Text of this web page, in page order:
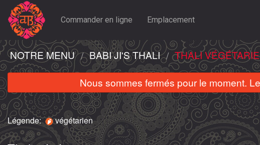
Commander en ligne Emplacement
NOTRE MENU BABI JI'S THALI THALI
Nous sommes fermés pour le moment.
Légende: végétarien